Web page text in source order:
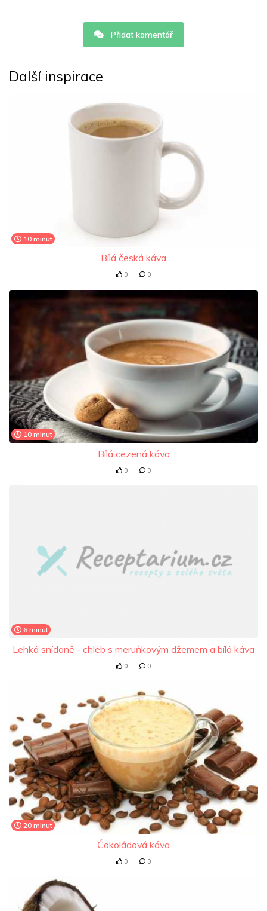
Přidat komentář
Další inspirace
10 minut
Bílá česká káva
0 0
10 minut
Bílá cezená káva
0 0
6 minut
Lehká snídaně - chléb s meruňkovým džemem a bílá káva
0 0
20 minut
Čokoládová káva
0 0